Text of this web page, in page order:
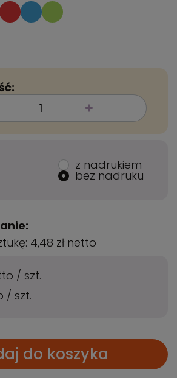
z nadrukiem
bez nadruku
4,48 zł netto
/ szt.
/ szt.
do koszyka